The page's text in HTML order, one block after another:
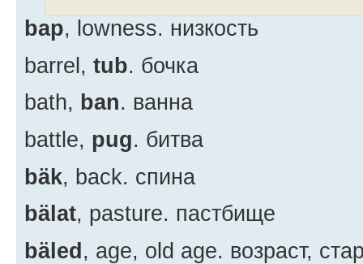
bap, lowness. низкость
barrel, tub. бочка
bath, ban. ванна
battle, pug. битва
bäk, back. спина
bälat, pasture. пастбище
bäled, age, old age. возраст,